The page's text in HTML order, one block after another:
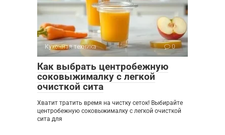
Кухонная техника 0
Как выбрать центробежную
соковыжималку с легкой
очисткой сита
Хватит тратить время на чистку сеток! Выбирайте
центробежную соковыжималку с легкой очисткой
сита для